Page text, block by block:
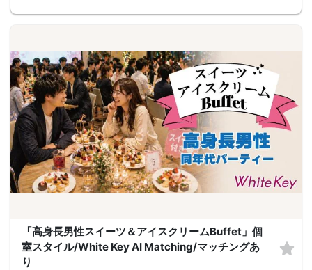
「高身長男性スイーツ＆アイスクリームBuffet」個
室スタイル/White Key AI Matching/マッチングあ
り